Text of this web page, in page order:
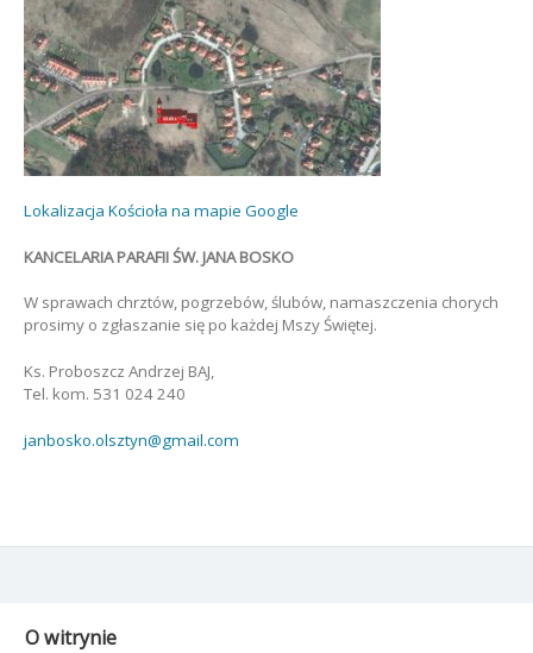
Lokalizacja Kościoła na mapie Google
KANCELARIA PARAFII ŚW. JANA BOSKO
W sprawach chrztów, pogrzebów, ślubów, namaszczenia chorych
prosimy o zgłaszanie się po każdej Mszy Świętej.
Ks. Proboszcz Andrzej BAJ,
Tel. kom. 531 024 240
janbosko.olsztyn@gmail.com
O witrynie